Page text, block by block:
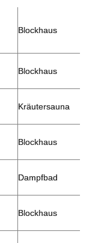
Blockhaus
Blockhaus
Kräutersauna
Blockhaus
Dampfbad
Blockhaus